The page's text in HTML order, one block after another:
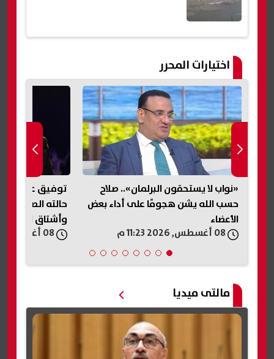
اختيارات المحرر
«نواب لا يستحقون البرلمان».. صلاح
حسب الله يشن هجومًا على أداء بعض
الأعضاء
توفيق عبد
حالته
وأشتاق للعودة
مالتى ميديا